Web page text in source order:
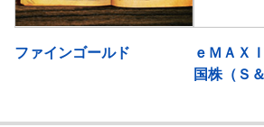
ファインゴールド
ｅＭＡＸ
国株（Ｓ